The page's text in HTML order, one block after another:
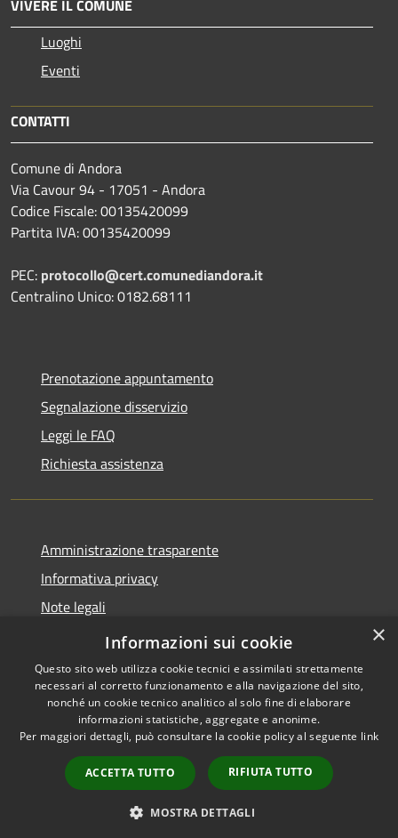
VIVERE IL COMUNE
Luoghi
Eventi
CONTATTI
Comune di Andora
Via Cavour 94 - 17051 - Andora
Codice Fiscale: 00135420099
Partita IVA: 00135420099
PEC: protocollo@cert.comunediandora.it
Centralino Unico: 0182.68111
Prenotazione appuntamento
Segnalazione disservizio
Leggi le FAQ
Richiesta assistenza
Amministrazione trasparente
Informativa privacy
Note legali
Dichiarazione di accessibilità
Accessibilità
Copyright © 2026 • Comune di
Andora • Powered by
Municipium•
Accesso
redazione
×
Informazioni sui cookie
Questo sito web utilizza cookie tecnici e assimilati strettamente
necessari al corretto funzionamento e alla navigazione del sito,
nonché un cookie tecnico analitico al solo fine di elaborare
informazioni statistiche, aggregate e anonime.
Per maggiori dettagli, può consultare la cookie policy al seguente link
ACCETTA TUTTO RIFIUTA TUTTO
MOSTRA DETTAGLI